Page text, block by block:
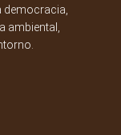
democracia,
ambiental,